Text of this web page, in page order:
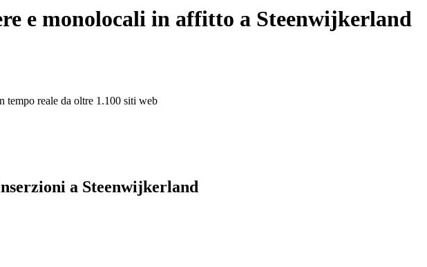
e monolocali in affitto a Steenwijkerland
tempo reale da oltre 1.100 siti web
a Steenwijkerland